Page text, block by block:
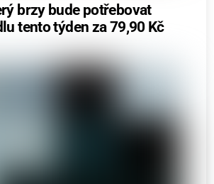
brzy bude potřebovat
tento týden za 79,90 Kč